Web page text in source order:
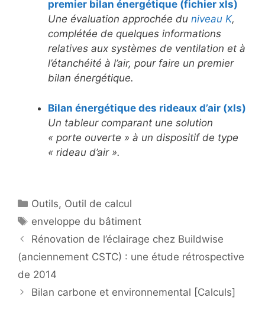
premier bilan énergétique (fichier xls)
Une évaluation approchée du niveau K,
complétée de quelques informations
relatives aux systèmes de ventilation et à
l’étanchéité à l’air, pour faire un premier
bilan énergétique.
Bilan énergétique des rideaux d’air (xls)
Un tableur comparant une solution
« porte ouverte » à un dispositif de type
« rideau d’air ».
Catégories
Outils, Outil de calcul
Étiquettes
enveloppe du bâtiment
Rénovation de l’éclairage chez Buildwise
(anciennement CSTC) : une étude rétrospective
de 2014
Bilan carbone et environnemental [Calculs]